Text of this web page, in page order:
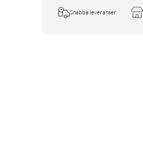
Snabba leveranser